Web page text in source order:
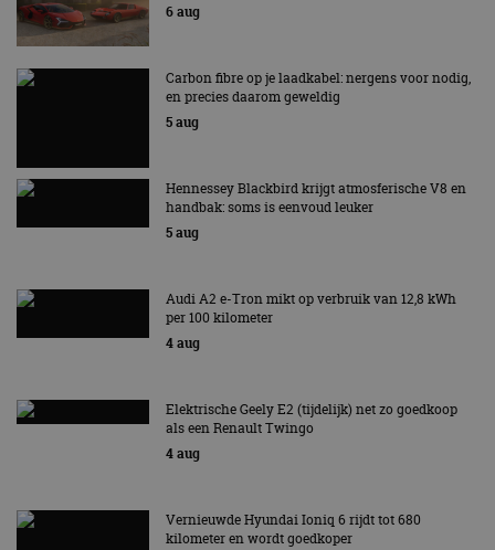
6 aug
Carbon fibre op je laadkabel: nergens voor nodig,
en precies daarom geweldig
5 aug
Hennessey Blackbird krijgt atmosferische V8 en
handbak: soms is eenvoud leuker
5 aug
Audi A2 e-Tron mikt op verbruik van 12,8 kWh
per 100 kilometer
4 aug
Elektrische Geely E2 (tijdelijk) net zo goedkoop
als een Renault Twingo
4 aug
Vernieuwde Hyundai Ioniq 6 rijdt tot 680
kilometer en wordt goedkoper